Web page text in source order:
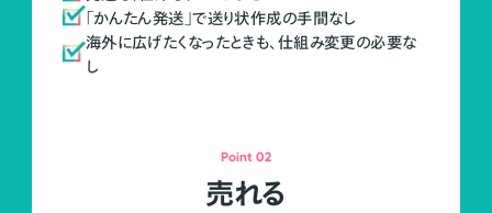
「かんたん発送」で送り状作成の手間なし
海外に広げたくなったときも、仕組み変更の必要な
し
Point 02
売れる